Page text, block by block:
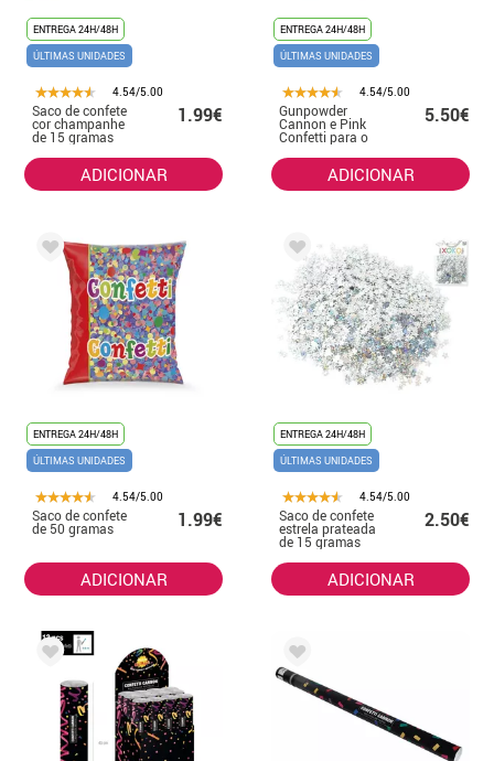
ENTREGA 24H/48H
ÚLTIMAS UNIDADES
4.54/5.00
Saco de confete
cor champanhe
de 15 gramas
1.99€
ADICIONAR
ENTREGA 24H/48H
ÚLTIMAS UNIDADES
4.54/5.00
Gunpowder
Cannon e Pink
Confetti para o
gênero revelam
30 cm
5.50€
ADICIONAR
ENTREGA 24H/48H
ÚLTIMAS UNIDADES
4.54/5.00
Saco de confete
de 50 gramas 1.99€
ADICIONAR
ENTREGA 24H/48H
ÚLTIMAS UNIDADES
4.54/5.00
Saco de confete
estrela prateada
de 15 gramas
2.50€
ADICIONAR